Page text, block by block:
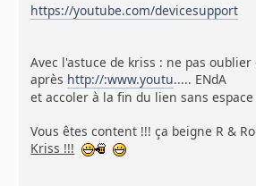
https://youtube.com/devicesupport
Avec l'astuce de kriss : ne pas
après http://:www.youtu..... ENdA
et accoler à la fin du lien sans espace
Vous êtes content !!! ça beigne R &
Kriss !!!